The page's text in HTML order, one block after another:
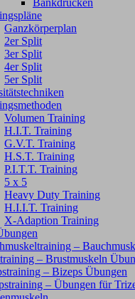
Bankdrücken
Ganzkörperplan
2er Split
3er Split
4er Split
5er Split
Volumen Training
H.I.T. Training
G.V.T. Training
H.S.T. Training
P.I.T.T. Training
5 x 5
Heavy Duty Training
H.I.I.T. Training
X-Adaption Training
–
– Brustmuskeln
– Bizeps Übungen
– Übungen für